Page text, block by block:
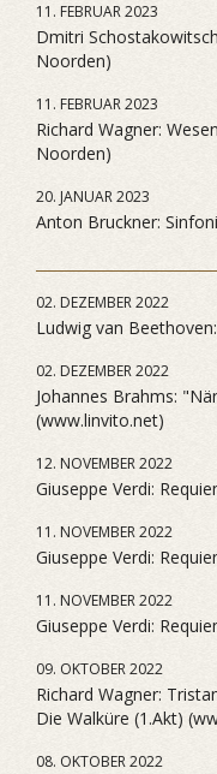
11. FEBRUAR 2023
Dmitri
Noorden)
11. FEBRUAR 2023
Richard Wagner:
Noorden)
20. JANUAR 2023
Anton Bruckner:
02. DEZEMBER 2022
Ludwig van
02. DEZEMBER 2022
Johannes Brahms:
(www.linvito.net)
12. NOVEMBER 2022
Giuseppe Verdi:
11. NOVEMBER 2022
Giuseppe Verdi:
11. NOVEMBER 2022
Giuseppe Verdi:
09. OKTOBER 2022
Richard Wagner:
Die Walküre (1.Akt)
08. OKTOBER 2022